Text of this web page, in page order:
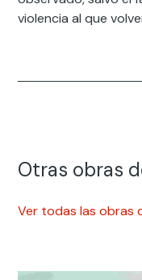
violencia al que
Otras obras
Ver todas las obras